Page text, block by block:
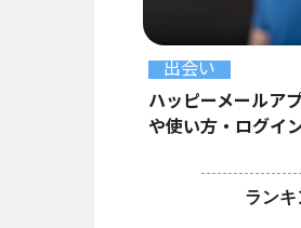
出会い
ハッピーメールア
や使い方・ログイ
ラン